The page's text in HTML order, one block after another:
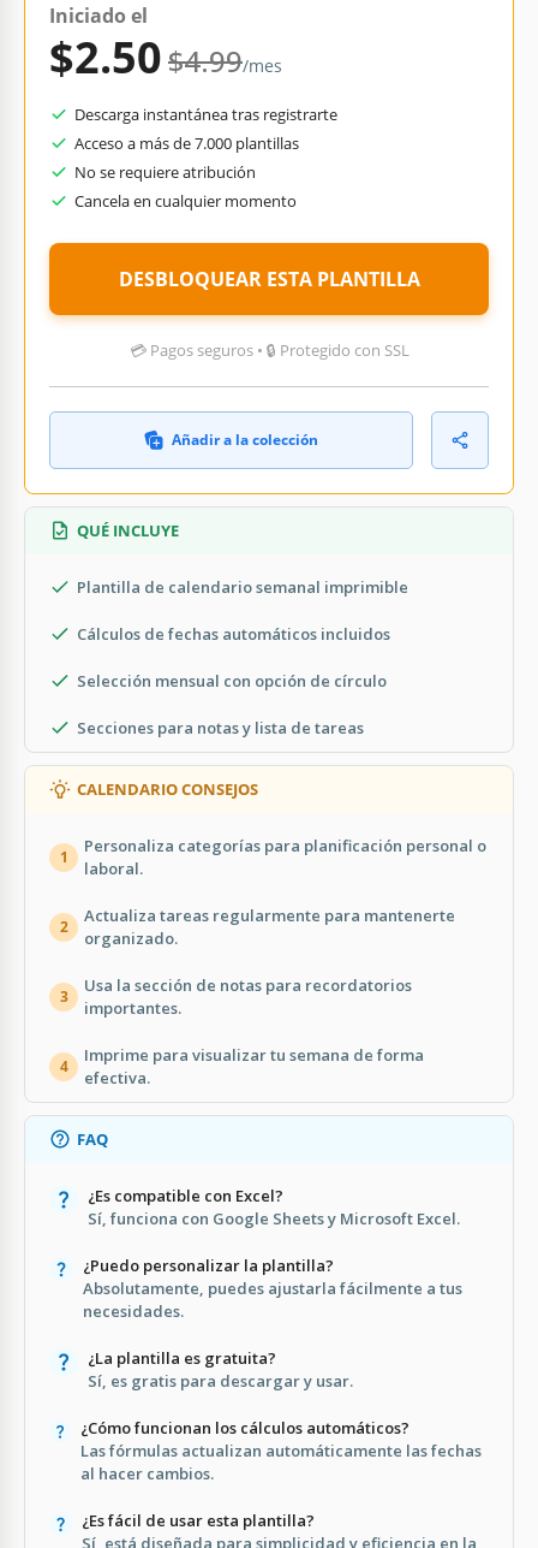
Iniciado el
$2.50$4.99/mes
Descarga instantánea tras registrarte
Acceso a más de 7.000 plantillas
No se requiere atribución
Cancela en cualquier momento
DESBLOQUEAR ESTA PLANTILLA
💳 Pagos seguros • 🔒 Protegido con SSL
Añadir a la colección
QUÉ INCLUYE
Plantilla de calendario semanal imprimible
Cálculos de fechas automáticos incluidos
Selección mensual con opción de círculo
Secciones para notas y lista de tareas
CALENDARIO CONSEJOS
1
Personaliza categorías para planificación personal o
laboral.
2
Actualiza tareas regularmente para mantenerte
organizado.
3
Usa la sección de notas para recordatorios
importantes.
4
Imprime para visualizar tu semana de forma
efectiva.
FAQ
¿Es compatible con Excel?
Sí, funciona con Google Sheets y Microsoft Excel.
¿Puedo personalizar la plantilla?
Absolutamente, puedes ajustarla fácilmente a tus
necesidades.
¿La plantilla es gratuita?
Sí, es gratis para descargar y usar.
¿Cómo funcionan los cálculos automáticos?
Las fórmulas actualizan automáticamente las fechas
al hacer cambios.
¿Es fácil de usar esta plantilla?
Sí, está diseñada para simplicidad y eficiencia en la